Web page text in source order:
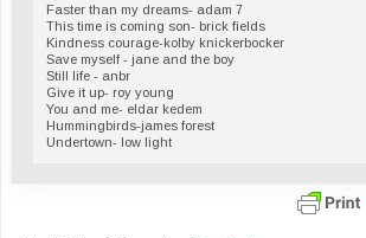
Faster than my dreams- adam 7
This time is coming son- brick fields
Kindness courage-kolby knickerbocker
Save myself - jane and the boy
Still life - anbr
Give it up- roy young
You and me- eldar kedem
Hummingbirds-james forest
Undertown- low light